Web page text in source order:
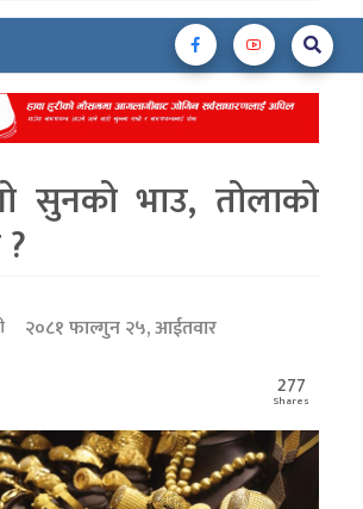
सुनको भाउ, तोलाको
२०८१ फाल्गुन २५, आईतवार
277
Shares